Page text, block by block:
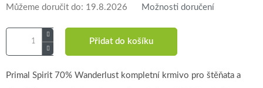
Můžeme doručit do: 19.8.2026 Možnosti doručení
Přidat do košíku
Primal Spirit 70% Wanderlust kompletní krmivo pro štěňata a